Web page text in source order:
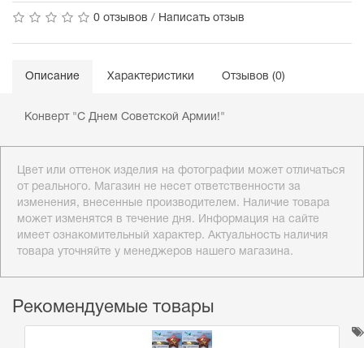
0 отзывов / Написать отзыв
Описание Характеристики Отзывов (0)
Конверт "С Днем Советской Армии!"
Цвет или оттенок изделия на фотографии может отличаться
от реального. Магазин не несет ответственности за
изменения, внесенные производителем. Наличие товара
может изменятся в течение дня. Информация на сайте
имеет ознакомительный характер. Актуальность наличия
товара уточняйте у менеджеров нашего магазина.
Рекомендуемые товары